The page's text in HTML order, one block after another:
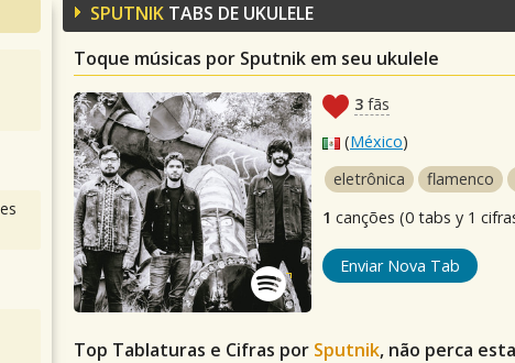
SPUTNIK TABS DE UKULELE
Toque músicas por Sputnik em seu ukulele
3 fãs
(México)
eletrônica
flamenco
1 canções (0 tabs y 1
Enviar Nova Tab
Top Tablaturas e Cifras por Sputnik, não perca